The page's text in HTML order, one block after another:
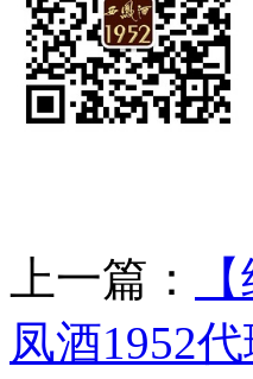
上一篇：
凤酒1952代